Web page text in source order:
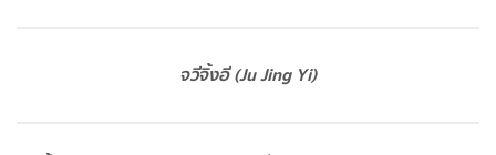
จวีจิ้งอี (Ju Jing Yi)